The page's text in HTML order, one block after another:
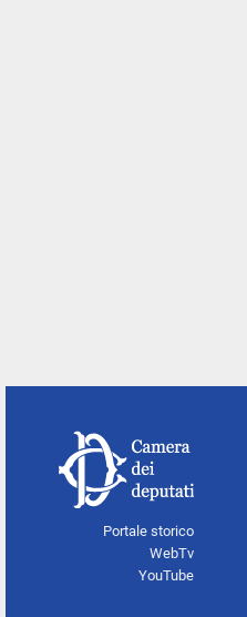
Portale storico
WebTv
YouTube